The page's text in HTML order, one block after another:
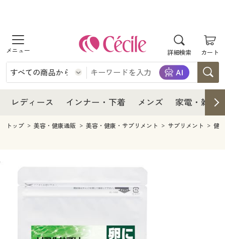
詳細検索 カート
商品を探す
レディース
レディースファッション
インナー・下着
インナー・下着通販すべて
メンズ
キッチン・雑貨・日用品
家具・収納
美容・健康通販すべて
制服・スクール
レディース インナー・下着 メンズ 家電・雑貨
レディース
レディース通販すべて
レディースファッション
インナー・下着
インナー・下着通販すべて
メンズ
寝具・ベッド
美容・健康・サプリメント
制服・スクールすべて
大きいサイズ
トップ 美容・健康通販 美容・健康・サプリメント サプリメント 健